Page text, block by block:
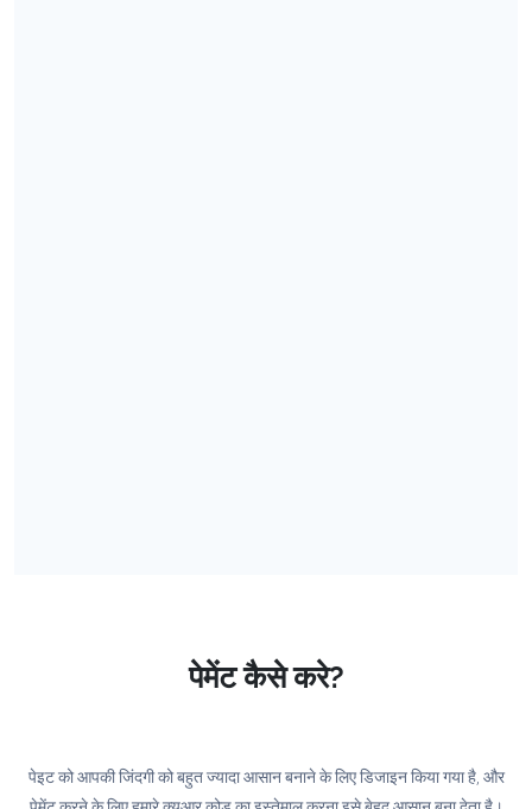
पेमेंट कैसे करे?
पेइट को आपकी जिंदगी को बहुत ज्यादा आसान बनाने के लिए डिजाइन किया गया है, और